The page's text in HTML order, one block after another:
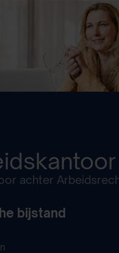
achter
bijstand